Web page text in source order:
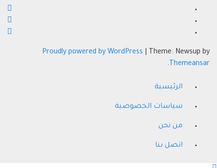
Proudly powered by WordPress
Theme: Newsup by
Themeansar
.
الرئيسية
سياسات الخصوصية
من نحن
اتصل بنا